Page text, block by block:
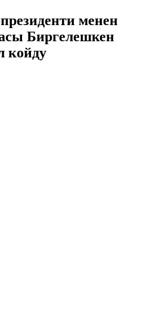
менен
Биргелешкен
койду